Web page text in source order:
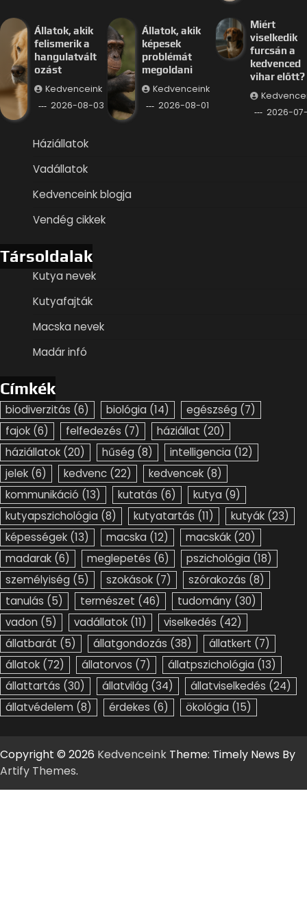
Állatok, akik
felismerik a
hangulatvált
ozást
Kedvenceink
2026-08-03
Állatok, akik
képesek
problémát
megoldani
Kedvenceink
2026-08-01
Miért
viselkedik
furcsán a
kedvenced
vihar előtt?
2026-
Háziállatok
Vadállatok
Kedvenceink blogja
Vendég cikkek
Társoldalak
Kutya nevek
Kutyafajták
Macska nevek
Madár infó
Címkék
biodiverzitás (6) biológia (14) egészség (7)
fajok (6) felfedezés (7) háziállat (20)
háziállatok (20) hűség (8) intelligencia (12)
jelek (6) kedvenc (22) kedvencek (8)
kommunikáció (13) kutatás (6) kutya (9)
kutyapszichológia (8) kutyatartás (11) kutyák (23)
képességek (13) macska (12) macskák (20)
madarak (6) meglepetés (6) pszichológia (18)
személyiség (5) szokások (7) szórakozás (8)
tanulás (5) természet (46) tudomány (30)
vadon (5) vadállatok (11) viselkedés (42)
állatbarát (5) állatgondozás (38) állatkert (7)
állatok (72) állatorvos (7) állatpszichológia (13)
állattartás (30) állatvilág (34) állatviselkedés (24)
állatvédelem (8) érdekes (6) ökológia (15)
Copyright © 2026 Kedvenceink Theme: Timely News By
Artify Themes.